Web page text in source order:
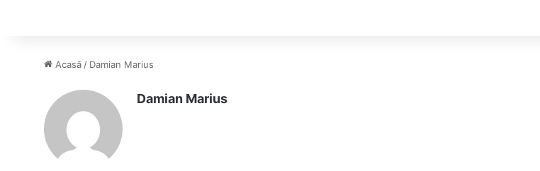
Acasă / Damian Marius
Damian Marius